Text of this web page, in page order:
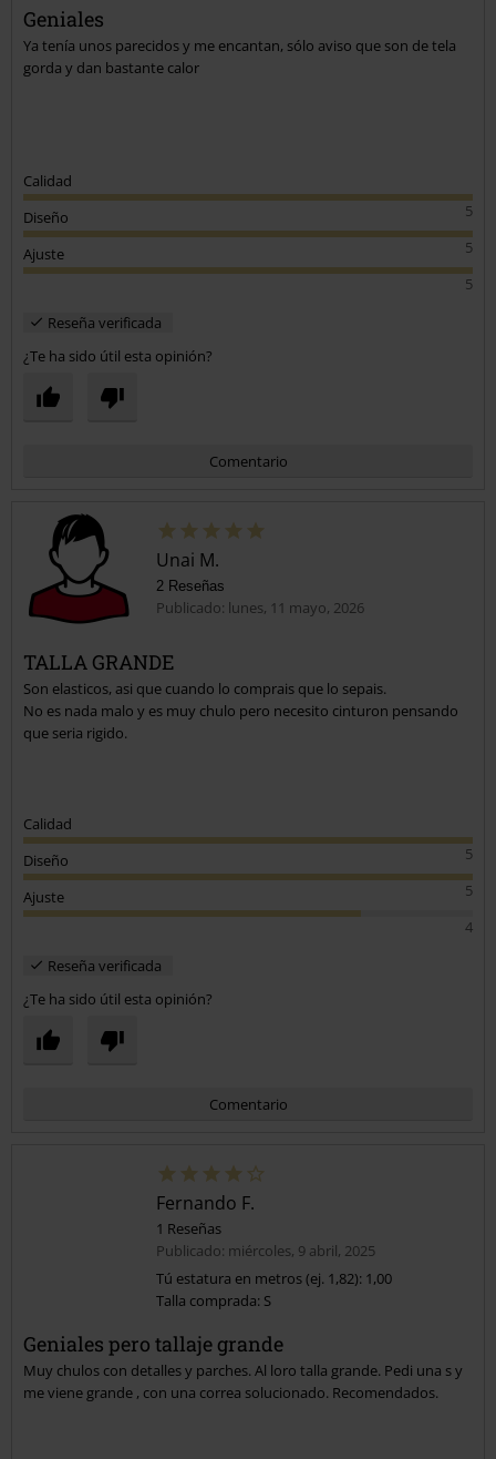
Geniales
Ya tenía unos parecidos y me encantan, sólo aviso que son de tela
gorda y dan bastante calor
Calidad
5
Diseño
5
Ajuste
5
Reseña verificada
¿Te ha sido útil esta opinión?
Comentario
Enviar comentario
Unai M.
2 Reseñas
Publicado: lunes, 11 mayo, 2026
TALLA GRANDE
Son elasticos, asi que cuando lo comprais que lo sepais.
No es nada malo y es muy chulo pero necesito cinturon pensando
que seria rigido.
Calidad
5
Diseño
5
Ajuste
4
Reseña verificada
¿Te ha sido útil esta opinión?
Comentario
Enviar comentario
Fernando F.
1 Reseñas
Publicado: miércoles, 9 abril, 2025
Tú estatura en metros (ej. 1,82): 1,00
Talla comprada: S
Geniales pero tallaje grande
Muy chulos con detalles y parches. Al loro talla grande. Pedi una s y
me viene grande , con una correa solucionado. Recomendados.